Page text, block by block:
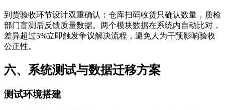
到货验收环节设计双重确认：仓库扫码收货只确认数量，质检
部门盲测后反馈质量数据。两个模块数据在系统内自动比对，
差异超过5%立即触发争议解决流程，避免人为干预影响验收
公正性。
六、系统测试与数据迁移方案
测试环境搭建